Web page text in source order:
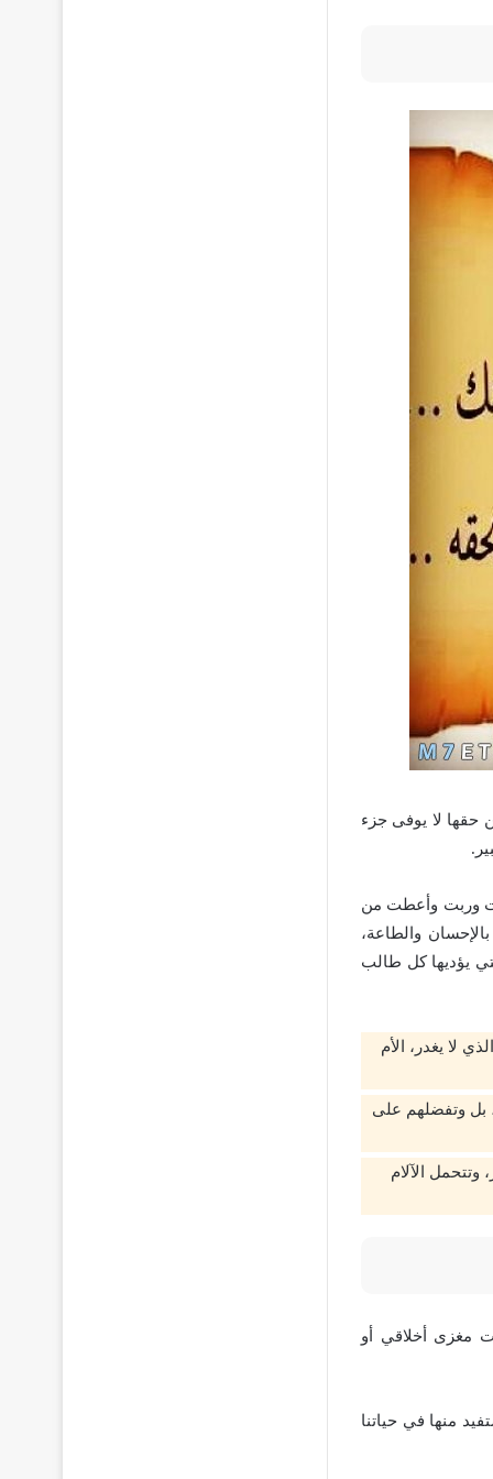
حقها لا يوفى جزء
وربت وأعطت من
والطاعة،
يؤديها كل طالب
لا يغدر، الأم
بل وتفضلهم على
الآلام
مغزى أخلاقي أو
منها في حياتنا